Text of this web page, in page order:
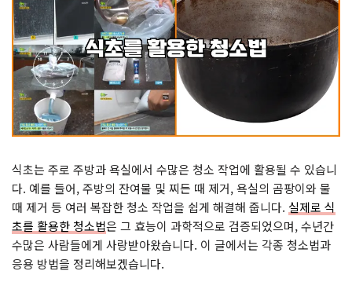
식초는 주로 주방과 욕실에서 수많은 청소 작업에 활용될 수 있습니
다. 예를 들어, 주방의 잔여물 및 찌든 때 제거, 욕실의 곰팡이와 물
때 제거 등 여러 복잡한 청소 작업을 쉽게 해결해 줍니다. 실제로 식
초를 활용한 청소법은 그 효능이 과학적으로 검증되었으며, 수년간
수많은 사람들에게 사랑받아왔습니다. 이 글에서는 각종 청소법과
응용 방법을 정리해보겠습니다.